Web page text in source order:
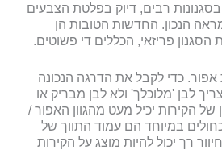
רבים, דיוק בפלטת הצבעים
הנכון. החדשות הטובות הן
פריזאי, הכללים די פשוטים.
אפור. כדי לקבל את הדרגה הנכונה
לבן 'מלוכלך' ולא לבן מבריק או
של הקירות יכיל מעט מהגוון האפור /
במיוחד הם עמוד התווך של
רך יכול להיות מוצג על הקירות